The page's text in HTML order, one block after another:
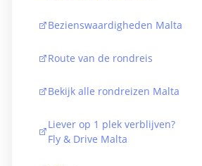
Bezienswaardigheden Malta
Route van de rondreis
Bekijk alle rondreizen Malta
Liever op 1 plek verblijven?
Fly & Drive Malta